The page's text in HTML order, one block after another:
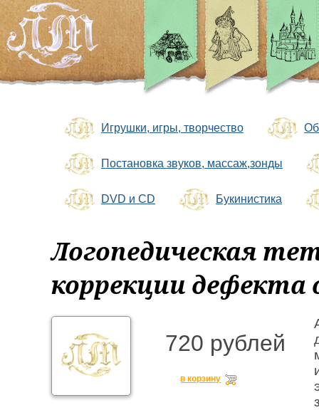
Игрушки, игры, творчество
Постановка звуков, массаж,зонды
DVD и CD Букинистика
Логопедическая
коррекции дефекта
720 рублей
в корзину